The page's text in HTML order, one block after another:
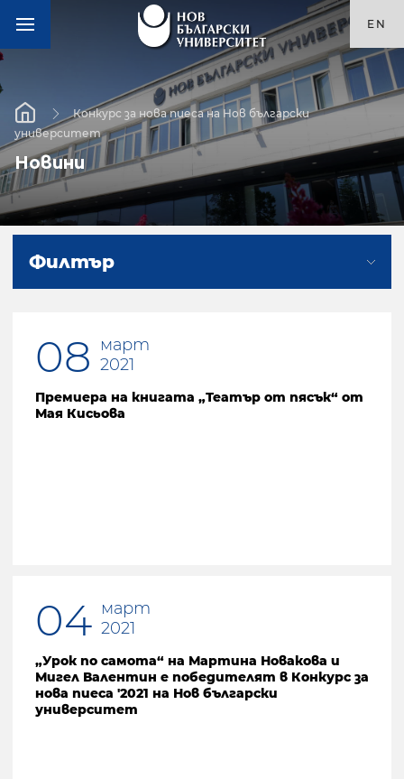
EN
Конкурс за нова пиеса на Нов български
университет
Новини
Филтър
08
март
2021
Премиера на книгата „Театър от пясък“ от
Мая Кисьова
04 март
2021
„Урок по самота“ на Мартина Новакова и
Мигел Валентин е победителят в Конкурс за
нова пиеса '2021 на Нов български
университет